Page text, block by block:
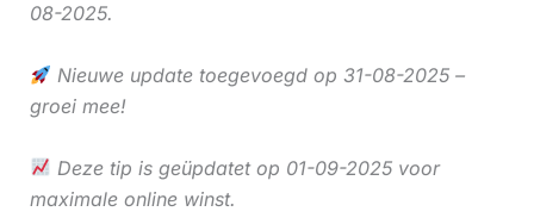
08-2025.
Nieuwe update toegevoegd op 31-08-2025 –
groei mee!
Deze tip is geüpdatet op 01-09-2025 voor
maximale online winst.